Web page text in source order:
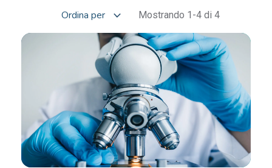
Mostrando 1-4 di 4